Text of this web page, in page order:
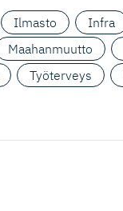
Ilmasto Infra
Maahanmuutto
Työterveys